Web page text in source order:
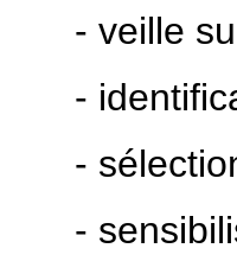
- veille
-
-
-